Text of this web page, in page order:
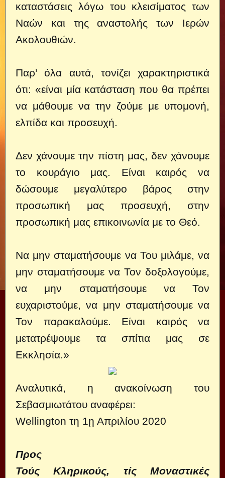
καταστάσεις λόγω του κλεισίματος των
Ναών και της αναστολής των Ιερών
Ακολουθιών.
Παρ’ όλα αυτά, τονίζει χαρακτηριστικά
ότι: «είναι μία κατάσταση που θα πρέπει
να μάθουμε να την ζούμε με υπομονή,
ελπίδα και προσευχή.
Δεν χάνουμε την πίστη μας, δεν χάνουμε
το κουράγιο μας. Είναι καιρός να
δώσουμε μεγαλύτερο βάρος στην
προσωπική μας προσευχή, στην
προσωπική μας επικοινωνία με το Θεό.
Να μην σταματήσουμε να Του μιλάμε, να
μην σταματήσουμε να Τον δοξολογούμε,
να μην σταματήσουμε να Τον
ευχαριστούμε, να μην σταματήσουμε να
Τον παρακαλούμε. Είναι καιρός να
μετατρέψουμε τα σπίτια μας σε
Εκκλησία.»
Αναλυτικά, η ανακοίνωση του
Σεβασμιωτάτου αναφέρει:
Wellington τη 1ῃ Απριλίου 2020
Προς
Τούς Κληρικούς, τίς Μοναστικές